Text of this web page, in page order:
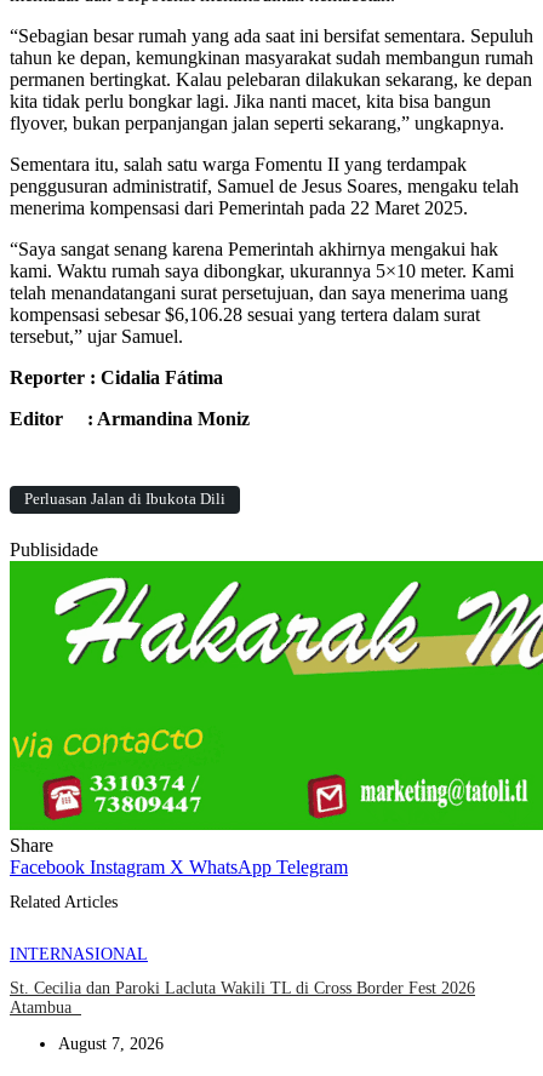
“Sebagian besar rumah yang ada saat ini bersifat sementara. Sepuluh
tahun ke depan, kemungkinan masyarakat sudah membangun rumah
permanen bertingkat. Kalau pelebaran dilakukan sekarang, ke depan
kita tidak perlu bongkar lagi. Jika nanti macet, kita bisa bangun
flyover, bukan perpanjangan jalan seperti sekarang,” ungkapnya.
Sementara itu, salah satu warga Fomentu II yang terdampak
penggusuran administratif, Samuel de Jesus Soares, mengaku telah
menerima kompensasi dari Pemerintah pada 22 Maret 2025.
“Saya sangat senang karena Pemerintah akhirnya mengakui hak
kami. Waktu rumah saya dibongkar, ukurannya 5×10 meter. Kami
telah menandatangani surat persetujuan, dan saya menerima uang
kompensasi sebesar $6,106.28 sesuai yang tertera dalam surat
tersebut,” ujar Samuel.
Reporter : Cidalia Fátima
Editor : Armandina Moniz
Perluasan Jalan di Ibukota Dili
Publisidade
Share
Facebook Instagram X WhatsApp Telegram
Related Articles
INTERNASIONAL
St. Cecilia dan Paroki Lacluta Wakili TL di Cross Border Fest 2026
Atambua
August 7, 2026